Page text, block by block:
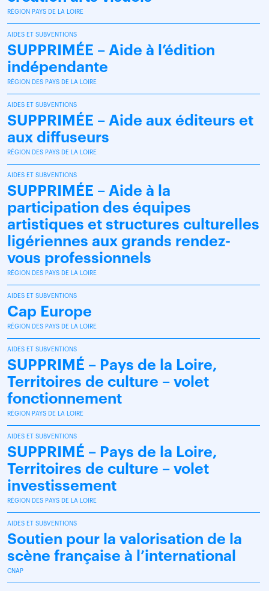
RÉGION PAYS DE LA LOIRE
AIDES ET SUBVENTIONS
SUPPRIMÉE – Aide à l’édition
indépendante
RÉGION DES PAYS DE LA LOIRE
AIDES ET SUBVENTIONS
SUPPRIMÉE – Aide aux éditeurs et
aux diffuseurs
RÉGION DES PAYS DE LA LOIRE
AIDES ET SUBVENTIONS
SUPPRIMÉE – Aide à la
participation des équipes
artistiques et structures culturelles
ligériennes aux grands rendez-
vous professionnels
RÉGION DES PAYS DE LA LOIRE
AIDES ET SUBVENTIONS
Cap Europe
RÉGION DES PAYS DE LA LOIRE
AIDES ET SUBVENTIONS
SUPPRIMÉ – Pays de la Loire,
Territoires de culture – volet
fonctionnement
RÉGION PAYS DE LA LOIRE
AIDES ET SUBVENTIONS
SUPPRIMÉ – Pays de la Loire,
Territoires de culture – volet
investissement
RÉGION DES PAYS DE LA LOIRE
AIDES ET SUBVENTIONS
Soutien pour la valorisation de la
scène française à l’international
CNAP